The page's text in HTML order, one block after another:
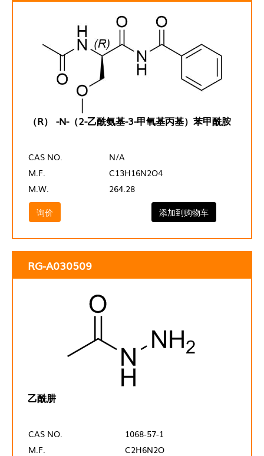
（R） -N-（2-乙酰氨基-3-甲氧基丙基）苯甲酰胺
CAS NO.
N/A
M.F.
C13H16N2O4
M.W.
264.28
询价
添加到购物车
RG-A030509
乙酰肼
CAS NO.
1068-57-1
M.F.
C2H6N2O